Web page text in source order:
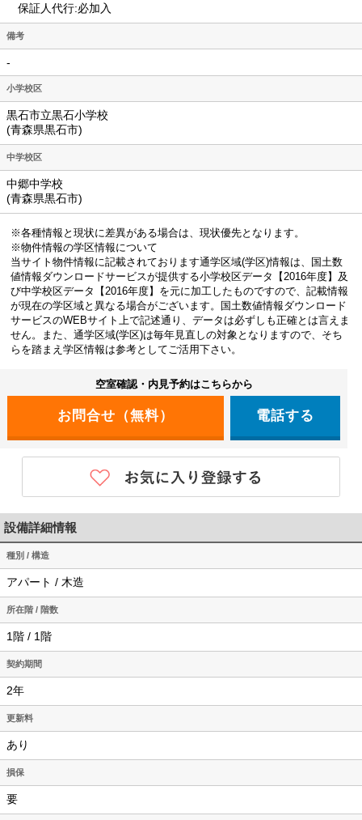
保証人代行:必加入
備考
-
小学校区
黒石市立黒石小学校
(青森県黒石市)
中学校区
中郷中学校
(青森県黒石市)
※各種情報と現状に差異がある場合は、現状優先となります。
※物件情報の学区情報について
当サイト物件情報に記載されております通学区域(学区)情報は、国土数
値情報ダウンロードサービスが提供する小学校区データ【2016年度】及
び中学校区データ【2016年度】を元に加工したものですので、記載情報
が現在の学区域と異なる場合がございます。国土数値情報ダウンロード
サービスのWEBサイト上で記述通り、データは必ずしも正確とは言えま
せん。また、通学区域(学区)は毎年見直しの対象となりますので、そち
らを踏まえ学区情報は参考としてご活用下さい。
空室確認・内見予約はこちらから
電話する
設備詳細情報
種別 / 構造
アパート / 木造
所在階 / 階数
1階 / 1階
契約期間
2年
更新料
あり
損保
要